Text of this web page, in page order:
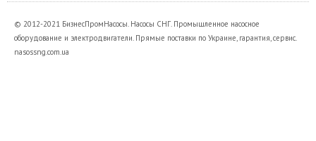
© 2012-2021 БизнесПромНасосы. Насосы СНГ. Промышленное насосное
оборудование и электродвигатели. Прямые поставки по Украине, гарантия, сервис.
nasossng.com.ua